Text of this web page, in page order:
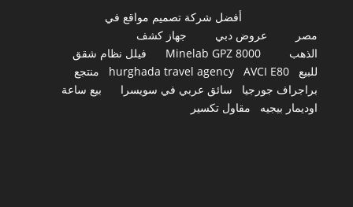
أفضل شركة تصميم مواقع في
مصر
عروض دبي
جهاز كشف
الذهب
Minelab GPZ 8000
فيلل نظام شقق
للبيع
hurghada travel agency AVCI E80
منتجع
براجراف جورجيا
سائق عربي في سويسرا
بيع ساعة
اوديمار بيجيه
مقاول تكسير